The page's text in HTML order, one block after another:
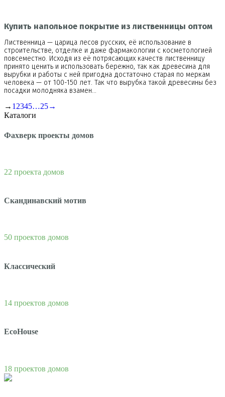
Купить напольное покрытие из лиственницы оптом
Лиственница — царица лесов русских, её использование в
строительстве, отделке и даже фармакологии с косметологией
повсеместно. Исходя из её потрясающих качеств лиственницу
принято ценить и использовать бережно, так как древесина для
вырубки и работы с ней пригодна достаточно старая по меркам
человека — от 100-150 лет. Так что вырубка такой древесины без
посадки молодняка взамен…
→ 1 2345…25→
Каталоги
Фахверк проекты домов
22 проекта домов
Скандинавский мотив
50 проектов домов
Классический
14 проектов домов
EcoHouse
18 проектов домов